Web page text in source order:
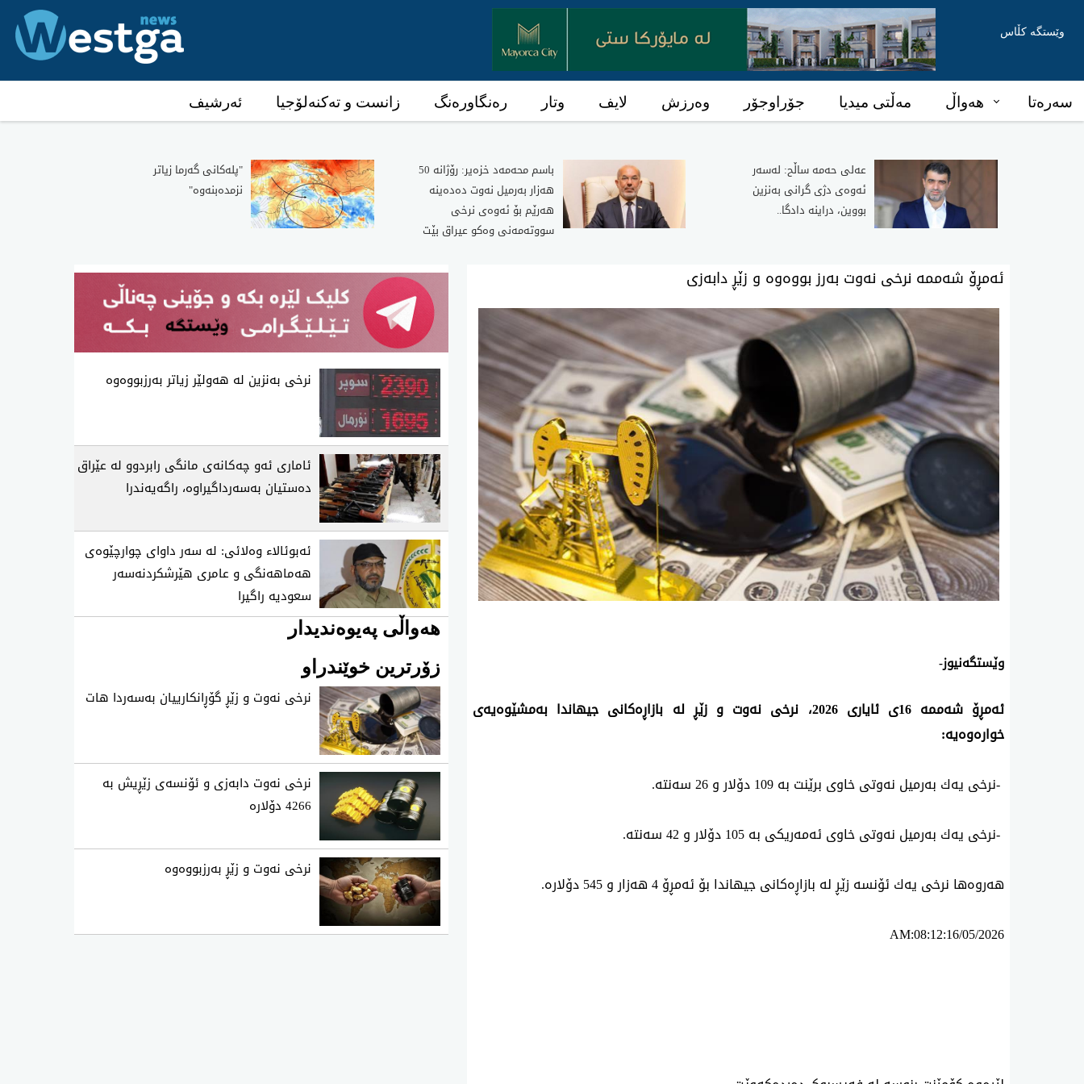
وێستگە کڵاس
سەرەتا هەواڵ مەڵتی میدیا جۆراوجۆر وەرزش لایف وتار رەنگاورەنگ زانست و تەکنەلۆجیا ئەرشیف
عه‌لی‌ حه‌مه‌ ساڵح: له‌سه‌ر
ئه‌وه‌ی دژی گرانی به‌نزین
بووین، دراینه‌ دادگا..
باسم محه‌مه‌د خزه‌یر: رۆژانه‌ 50
هه‌زار به‌رمیل نه‌وت ده‌ده‌ینه‌
هه‌رێم بۆ ئه‌وه‌ی نرخی
سووته‌مه‌نی وه‌كو عیراق بێت
"پله‌كانی‌ گه‌رما زیاتر
نزمده‌بنه‌وه‌"
ئەمڕۆ شەممە نرخی نه‌وت بەرز بووەوە و زێڕ دابەزی
وێستگه‌نیوز-
ئه‌مڕۆ شەممە16
ی ئایاری 2026، نرخی نه‌وت و زێڕ له‌ بازاڕە‌كانی جیهاندا به‌مشێوه‌یه‌ی
خواره‌وه‌یه‌:
-نرخی یه‌ك به‌رمیل نه‌وتی خاوی برێنت به‌109دۆلار و26سه‌نته‌.
-نرخی یه‌ك به‌رمیل نه‌وتی خاوی ئه‌مه‌ریكی به‌105دۆلار و42سه‌نته‌.
هه‌روه‌ها نرخی یه‌ك ئۆنسه‌ زێڕ له‌ بازاڕە‌كانی جیهاندا بۆ ئه‌مڕۆ4هه‌زار و545دۆلاره‌.
AM:08:12:16/05/2026
نرخی‌ به‌نزین له‌ هه‌ولێر زیاتر به‌رزبووه‌وه‌
ئاماری ئه‌و چه‌كانه‌ی مانگی رابردوو له‌ عێراق
ده‌ستیان به‌سه‌رداگیراوه‌، راگه‌یه‌ندرا
ئه‌بوئالا‌ء وه‌لائی: له‌ سه‌ر داوای‌ چوارچێوه‌ی
هه‌ماهه‌نگی و عامری هێرشكردنه‌سه‌ر
سعودیه‌ راگیرا
هەواڵی پەیوەندیدار
زۆرترین خوێندراو
نرخی نه‌وت و زێڕ گۆڕانكارییان به‌سه‌ردا هات
نرخی نەوت دابەزی و ئۆنسەی زێڕیش بە
4266 دۆلارە
نرخی نه‌وت و زێڕ به‌رزبووه‌وه‌